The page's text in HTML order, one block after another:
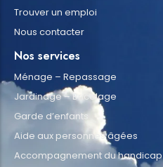
Trouver un emploi
Nous contacter
Nos services
Ménage – Repassage
Jardinage – Bricolage
Garde d’enfants
Aide aux personnes âgées
Accompagnement du handicap